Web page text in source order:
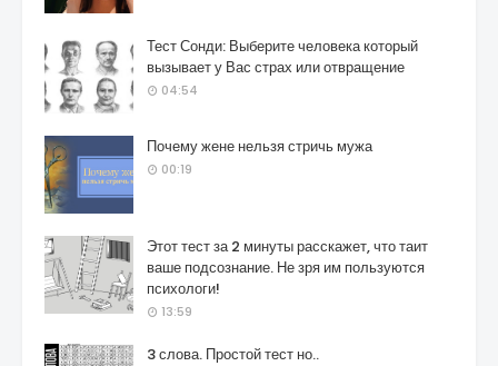
Тест Сонди: Выберите человека который
вызывает у Вас страх или отвращение
04:54
Почему жене нельзя стричь мужа
00:19
Этот тест за 2 минуты расскажет, что таит
ваше подсознание. Не зря им пользуются
психологи!
13:59
3 слова. Простой тест но..